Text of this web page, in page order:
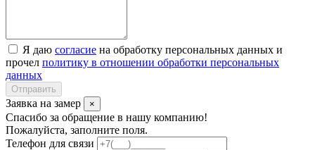
Я даю согласие на обработку персональных данных и
прочел политику в отношении обработки персональных
данных
Отправить
Заявка на замер ×
Спасибо за обращение в нашу компанию!
Пожалуйста, заполните поля.
Телефон для связи